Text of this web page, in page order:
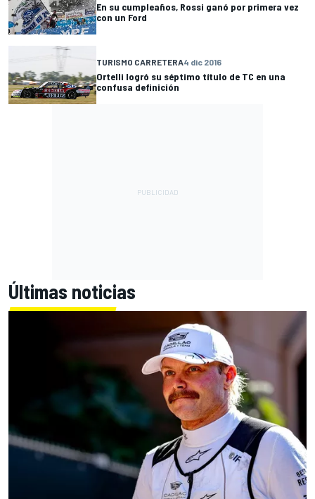
En su cumpleaños, Rossi ganó por primera vez
con un Ford
TURISMO CARRETERA4 dic 2016
Ortelli logró su séptimo título de TC en una
confusa definición
Últimas noticias